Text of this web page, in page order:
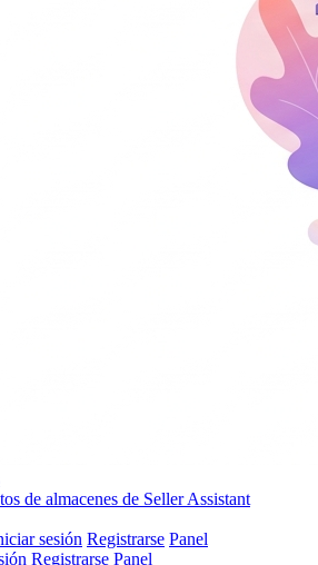
de almacenes de Seller Assistant
sesión Registrarse Panel
Registrarse Panel